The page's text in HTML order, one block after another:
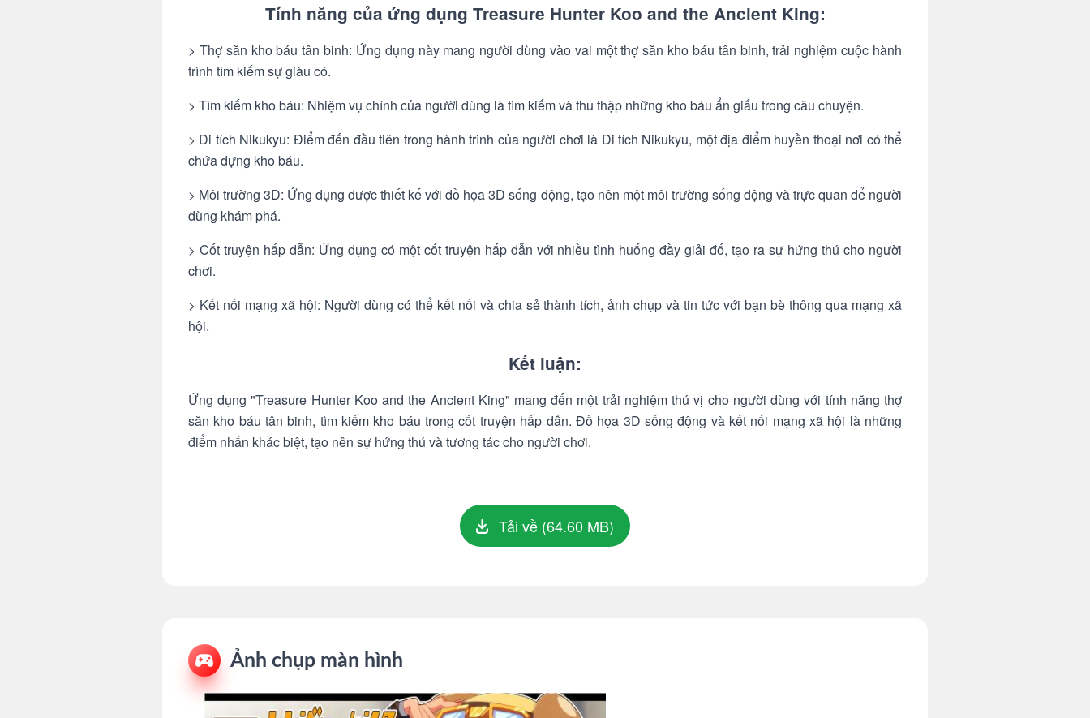
Tính năng của ứng dụng Treasure Hunter Koo and the Ancient King:
> Thợ săn kho báu tân binh: Ứng dụng này mang người dùng vào vai một thợ săn kho báu tân binh, trải nghiệm cuộc hành
trình tìm kiếm sự giàu có.
> Tìm kiếm kho báu: Nhiệm vụ chính của người dùng là tìm kiếm và thu thập những kho báu ẩn giấu trong câu chuyện.
> Di tích Nikukyu: Điểm đến đầu tiên trong hành trình của người chơi là Di tích Nikukyu, một địa điểm huyền thoại nơi có thể
chứa đựng kho báu.
> Môi trường 3D: Ứng dụng được thiết kế với đồ họa 3D sống động, tạo nên một môi trường sống động và trực quan để người
dùng khám phá.
> Cốt truyện hấp dẫn: Ứng dụng có một cốt truyện hấp dẫn với nhiều tình huống đầy giải đố, tạo ra sự hứng thú cho người
chơi.
> Kết nối mạng xã hội: Người dùng có thể kết nối và chia sẻ thành tích, ảnh chụp và tin tức với bạn bè thông qua mạng xã
hội.
Kết luận:
Ứng dụng "Treasure Hunter Koo and the Ancient King" mang đến một trải nghiệm thú vị cho người dùng với tính năng thợ
săn kho báu tân binh, tìm kiếm kho báu trong cốt truyện hấp dẫn. Đồ họa 3D sống động và kết nối mạng xã hội là những
điểm nhấn khác biệt, tạo nên sự hứng thú và tương tác cho người chơi.
Tải về (64.60 MB)
Ảnh chụp màn hình